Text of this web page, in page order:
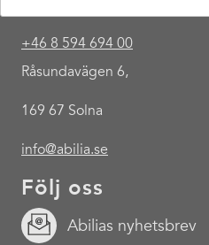
+46 8 594 694 00
Råsundavägen 6,
169 67 Solna
info@abilia.se
Följ oss
Abilias nyhetsbrev